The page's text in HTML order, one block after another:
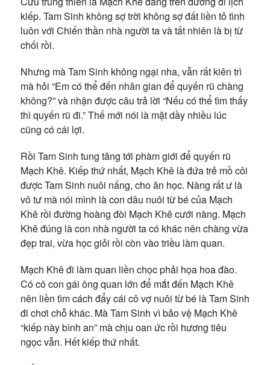
kiếp. Tam Sinh không sợ trời không sợ đất liền tỏ tình
luôn với Chiến thần nhà người ta và tất nhiên là bị từ
chối rồi.
Nhưng mà Tam Sinh không ngại nha, vẫn rất kiên trì
mà hỏi “Em có thể đến nhân gian để quyến rũ chàng
không?” và nhận được câu trả lời “Nếu có thể tìm thấy
thì quyến rũ đi.” Thế mới nói là mặt dầy nhiều lúc
cũng có cái lợi.
Rồi Tam Sinh tung tăng tới phàm giới để quyến rũ
Mạch Khê. Kiếp thứ nhất, Mạch Khê là đứa trẻ mồ côi
được Tam Sinh nuôi nấng, cho ăn học. Nàng rất ư là
vô tư mà nói mình là con dâu nuôi từ bé của Mạch
Khê rồi đường hoàng đòi Mạch Khê cưới nàng. Mạch
Khê đúng là con nhà người ta có khác nên chàng vừa
đẹp trai, vừa học giỏi rồi còn vào triều làm quan.
Mạch Khê đi làm quan liền chọc phải họa hoa đào.
Có cô con gái ông quan lớn để mắt đến Mạch Khê
nên liền tìm cách đẩy cái cô vợ nuôi từ bé là Tam Sinh
đi chơi chỗ khác. Mà Tam Sinh vì bảo vệ Mạch Khê
“kiếp này bình an” mà chịu oan ức rồi hương tiêu
ngọc vẫn. Hết kiếp thứ nhất.